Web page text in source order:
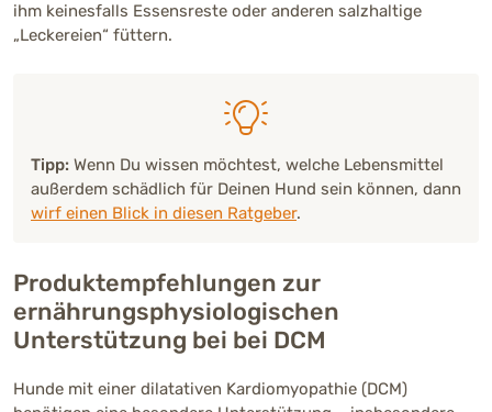
ihm keinesfalls Essensreste oder anderen salzhaltige
„Leckereien“ füttern.
Tipp: Wenn Du wissen möchtest, welche Lebensmittel
außerdem schädlich für Deinen Hund sein können, dann
wirf einen Blick in diesen Ratgeber.
Produktempfehlungen zur
ernährungsphysiologischen
Unterstützung bei bei DCM
Hunde mit einer dilatativen Kardiomyopathie (DCM)